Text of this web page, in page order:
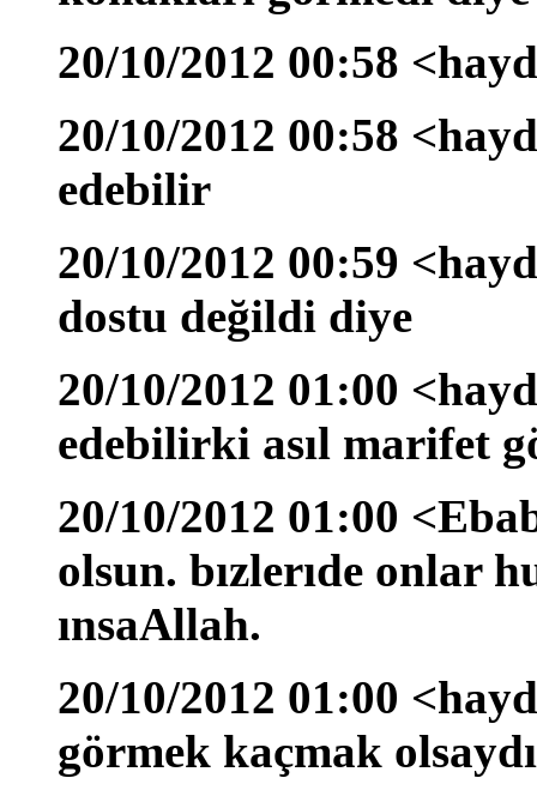
20/10/2012 00:58
20/10/2012 00:58
edebilir
20/10/2012 00:59
dostu değildi diye
20/10/2012 01:00
edebilirki asıl marifet
20/10/2012 01:00
olsun. bızlerıde onlar
ınsaAllah.
20/10/2012 01:00
görmek kaçmak olsaydı